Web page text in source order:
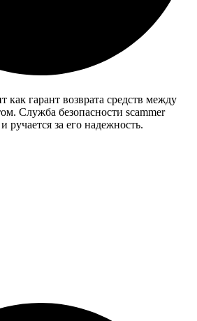
гарант возврата средств между
Служба безопасности scammer
ручается за его надежность.